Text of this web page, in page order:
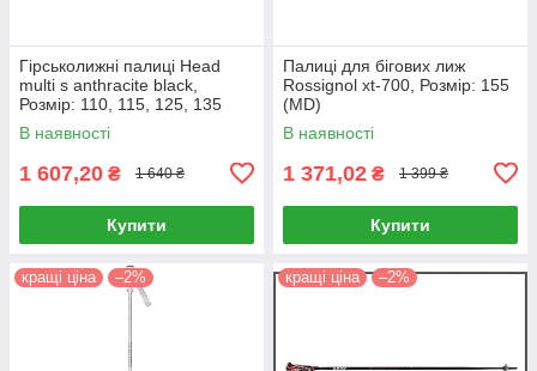
Гірськолижні палиці Head
multi s anthracite black,
Розмір: 110, 115, 125, 135
(MD)
В наявності
1 607,20 ₴ 1 640 ₴
Купити
Палиці для бігових лиж
Rossignol xt-700, Розмір: 155
(MD)
В наявності
1 371,02 ₴ 1 399 ₴
Купити
кращі ціна –2% кращі ціна –2%